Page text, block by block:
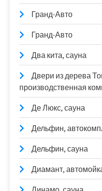
Гранд-Авто
Гранд-Авто
Два кита, сауна
Двери из дерева
производственная
Де Люкс, сауна
Дельфин,
Дельфин, сауна
Диамант,